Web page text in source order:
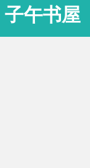
子午书屋